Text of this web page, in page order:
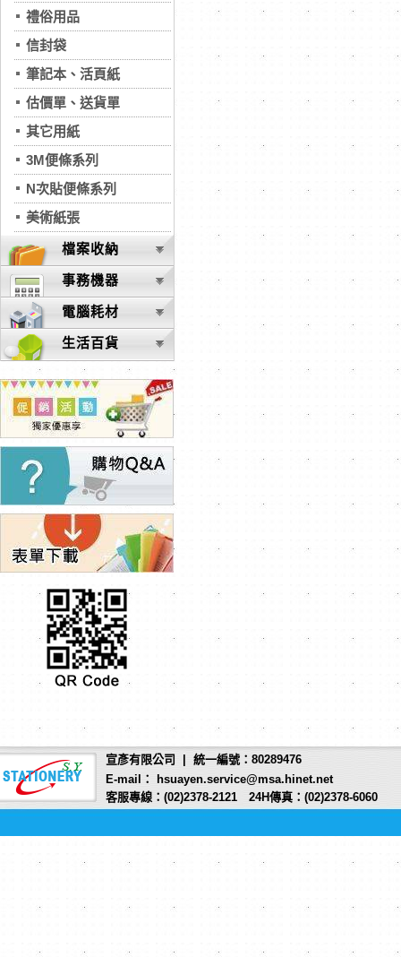
禮俗用品
信封袋
筆記本、活頁紙
估價單、送貨單
其它用紙
3M便條系列
N次貼便條系列
美術紙張
檔案收納
事務機器
電腦耗材
生活百貨
宣彥有限公司 | 統一編號：80289476
E-mail： hsuayen.service@msa.hinet.net
客服專線：(02)2378-2121 24H傳真：(02)2378-6060